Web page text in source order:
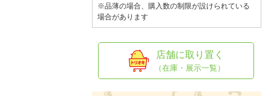
※品薄の場合、購入数の制限が設けられている
場合があります
店舗に取り置く
（在庫・展示一覧）